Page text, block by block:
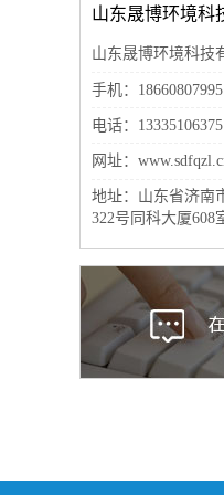
山东晟博环境科
山东晟博环境科技
手机：18660807995
电话：13335106375
网址：
地址：山东省济南
322号同科大厦608